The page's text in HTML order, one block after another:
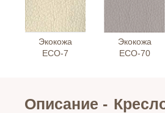
Экокожа
ЕСО-7
Экокожа
ЕСО-70
Описание -